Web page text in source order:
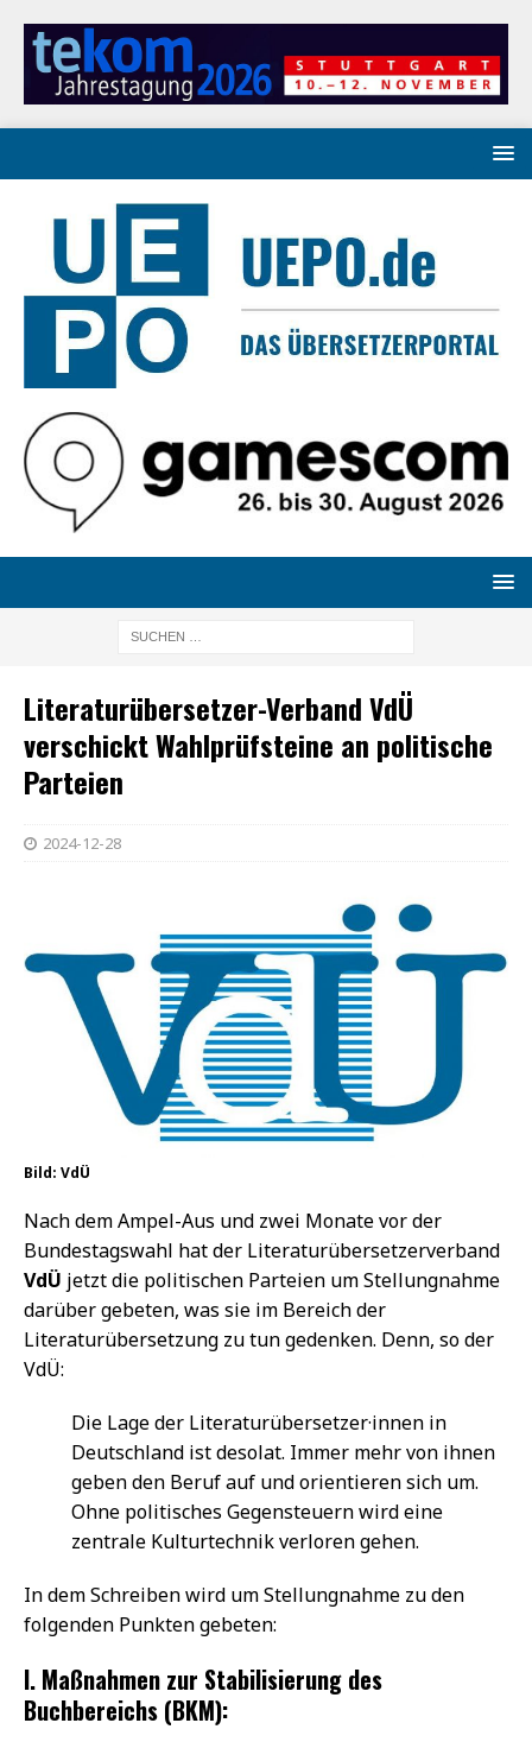
Literaturübersetzer-Verband VdÜ
verschickt Wahlprüfsteine an politische
Parteien
2024-12-28
Bild: VdÜ
Nach dem Ampel-Aus und zwei Monate vor der
Bundestagswahl hat der Literaturübersetzerverband
VdÜ jetzt die politischen Parteien um Stellungnahme
darüber gebeten, was sie im Bereich der
Literaturübersetzung zu tun gedenken. Denn, so der
VdÜ:
Die Lage der Literaturübersetzer·innen in
Deutschland ist desolat. Immer mehr von ihnen
geben den Beruf auf und orientieren sich um.
Ohne politisches Gegensteuern wird eine
zentrale Kulturtechnik verloren gehen.
In dem Schreiben wird um Stellungnahme zu den
folgenden Punkten gebeten:
I. Maßnahmen zur Stabilisierung des
Buchbereichs (BKM):